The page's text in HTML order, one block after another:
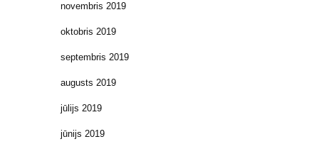
novembris 2019
oktobris 2019
septembris 2019
augusts 2019
jūlijs 2019
jūnijs 2019